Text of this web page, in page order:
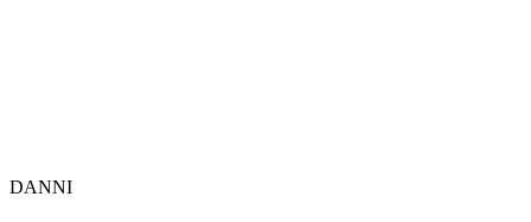
DANNI